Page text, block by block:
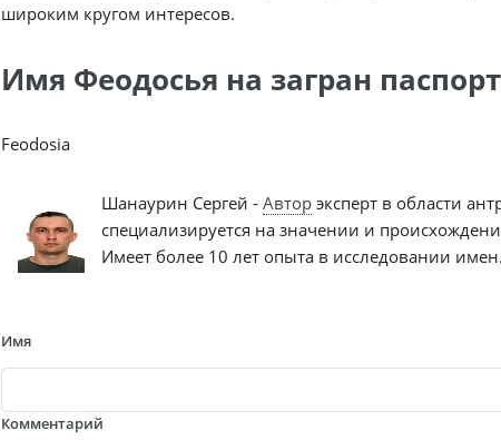
широким кругом интересов.
Имя Феодосья на загран паспорт
Feodosia
Шанаурин Сергей - Авторэксперт в области
специализируется на значении и
Имеет более 10 лет опыта в исследовании имен.
Имя
Комментарий